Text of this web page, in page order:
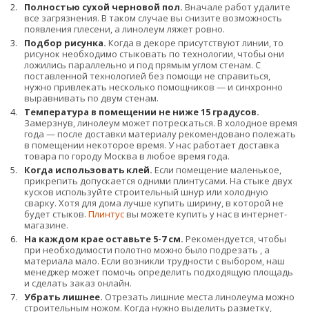
Полностью сухой черновой пол. Вначале работ удалите
все загрязнения. В таком случае вы снизите возможность
появления плесени, а линолеум ляжет ровно.
Подбор рисунка. Когда в декоре присутствуют линии, то
рисунок необходимо стыковать по технологии, чтобы они
ложились параллельно и под прямым углом стенам. С
поставленной технологией без помощи не справиться,
нужно привлекать несколько помощников — и синхронно
выравнивать по двум стенам.
Температура в помещении не ниже 15 градусов.
Замерзнув, линолеум может потрескаться. В холодное время
года — после доставки материалу рекомендовано полежать
в помещении некоторое время. У нас работает доставка
товара по городу Москва в любое время года.
Когда использовать клей. Если помещение маленькое,
прикрепить допускается одними плинтусами. На стыке двух
кусков используйте строительный шнур или холодную
сварку. Хотя для дома лучше купить ширину, в которой не
будет стыков. Плинтусвы можете купить у нас в интернет-
магазине.
На каждом крае оставьте 5-7 см. Рекомендуется, чтобы
при необходимости полотно можно было подрезать , а
материала мало. Если возникли трудности с выбором, наш
менеджер может помочь определить подходящую площадь
и сделать заказ онлайн.
Убрать лишнее. Отрезать лишние места линолеума можно
строительным ножом. Когда нужно выделить разметку,